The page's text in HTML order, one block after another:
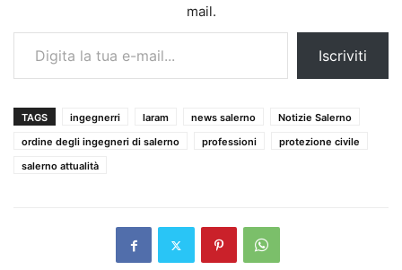
mail.
Digita la tua e-mail...
Iscriviti
TAGS ingegnerri laram news salerno
Notizie Salerno
ordine degli ingegneri di salerno
professioni
protezione civile
salerno attualità